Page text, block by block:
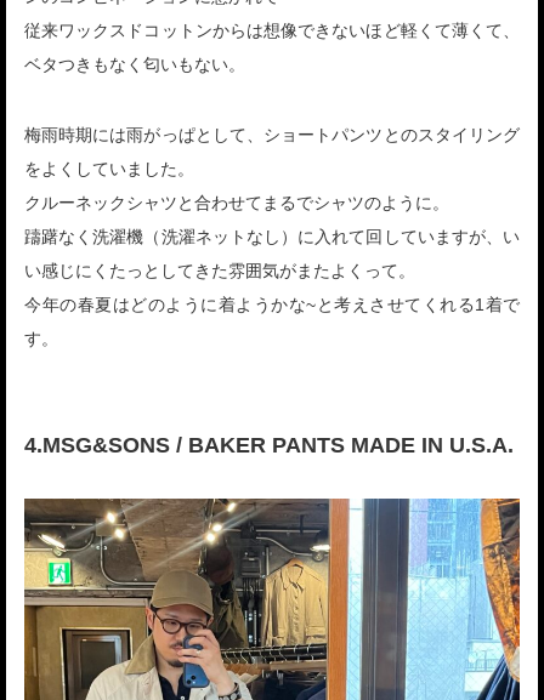
従来ワックスドコットンからは想像できないほど軽くて薄くて、
ベタつきもなく匂いもない。
梅雨時期には雨がっぱとして、ショートパンツとのスタイリング
をよくしていました。
クルーネックシャツと合わせてまるでシャツのように。
躊躇なく洗濯機（洗濯ネットなし）に入れて回していますが、い
い感じにくたっとしてきた雰囲気がまたよくって。
今年の春夏はどのように着ようかな~と考えさせてくれる1着で
す。
4.MSG&SONS / BAKER PANTS MADE IN U.S.A.